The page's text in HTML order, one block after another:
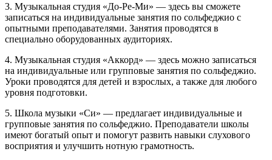
3. Музыкальная студия «До-Ре-Ми» — здесь вы сможете
записаться на индивидуальные занятия по сольфеджио с
опытными преподавателями. Занятия проводятся в
специально оборудованных аудиториях.
4. Музыкальная студия «Аккорд» — здесь можно записаться
на индивидуальные или групповые занятия по сольфеджио.
Уроки проводятся для детей и взрослых, а также для любого
уровня подготовки.
5. Школа музыки «Си» — предлагает индивидуальные и
групповые занятия по сольфеджио. Преподаватели школы
имеют богатый опыт и помогут развить навыки слухового
восприятия и улучшить нотную грамотность.